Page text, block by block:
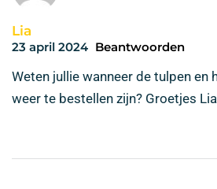
Lia
23 april 2024 Beantwoorden
Weten jullie wanneer de tulpen en
weer te bestellen zijn? Groetjes Lia